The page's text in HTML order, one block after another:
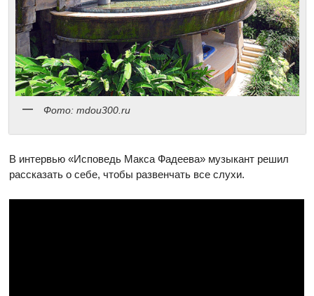
Фото: mdou300.ru
В интервью «Исповедь Макса Фадеева» музыкант решил
рассказать о себе, чтобы развенчать все слухи.